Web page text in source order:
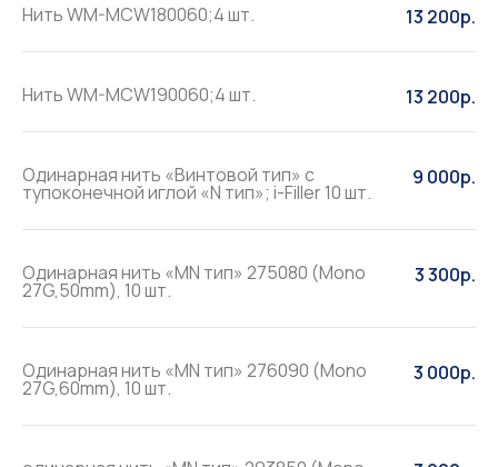
Нить WM-MCW180060;4 шт. 13 200р.
Нить WM-MCW190060;4 шт. 13 200р.
Одинарная нить «Винтовой тип» с
тупоконечной иглой «N тип»; i-Filler 10 шт.
9 000р.
Одинарная нить «MN тип» 275080 (Mono
27G,50mm), 10 шт.
3 300р.
Одинарная нить «MN тип» 276090 (Mono
27G,60mm), 10 шт.
3 000р.